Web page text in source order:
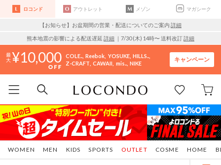
ロコンド アウトレット メゾン マガシーク
【お知らせ】お盆期間の営業・配送についてのご案内 詳細
熊本地震の影響による配送遅延 詳細 ｜7/30 (木) 14時〜 送料改訂詳細
10,000 COLE.. Reebok YOSUKE HILLS..
Z-CRAFT CAWAII mis.. NIKE
キャンペーン
WOMEN MEN KIDS SPORTS COSME HOME
OUTLET